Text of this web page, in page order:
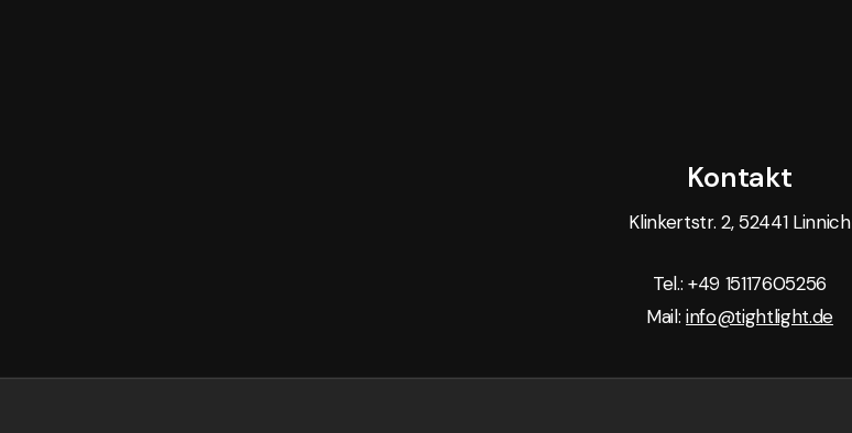
Kontakt
Klinkertstr. 2, 52441 Linnich
Tel.: +49 15117605256
Mail:info@tightlight.de